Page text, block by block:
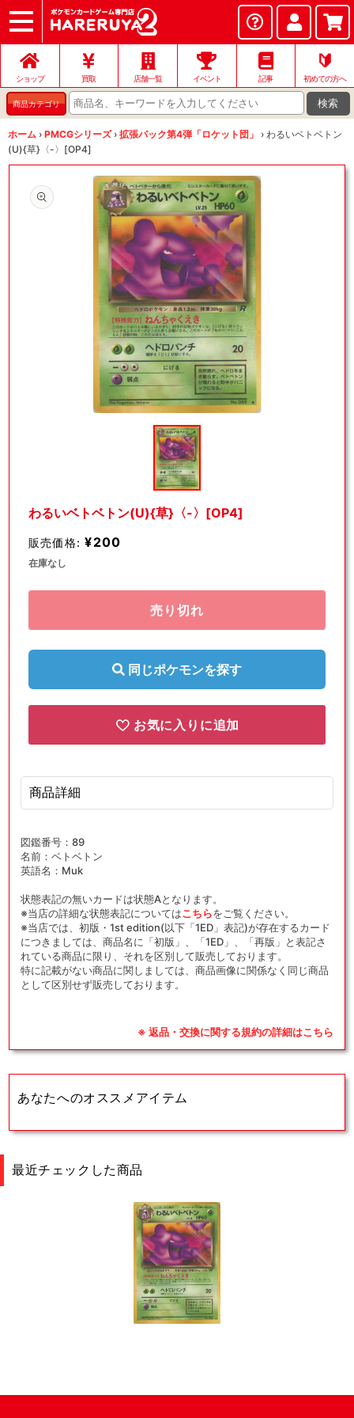
ショップ
店頭買取
ネット買取
店舗一覧
イベント
お問い合わせ
ショップ 買取 店舗一覧 イベント 記事
🔰
初めての方へ
商品カテゴリ 検索
ホーム › PMCGシリーズ › 拡張パック第4弾「ロケット団」 › わるいベトベトン
(U){草}〈-〉[OP4]
ィ
(1)
を
く
わるいベトベトン(U){草}〈-〉[OP4]
販売価格: ¥200
在庫なし
売り切れ
同じポケモンを探す
お気に入りに追加
商品詳細
図鑑番号：89
名前：ベトベトン
英語名：Muk
状態表記の無いカードは状態Aとなります。
※当店の詳細な状態表記についてはこちらをご覧ください。
※当店では、初版・1st edition(以下「1ED」表記)が存在するカード
につきましては、商品名に「初版」、「1ED」、「再版」と表記さ
れている商品に限り、それを区別して販売しております。
特に記載がない商品に関しましては、商品画像に関係なく同じ商品
として区別せず販売しております。
※ 返品・交換に関する規約の詳細はこちら
あなたへのオススメアイテム
最近チェックした商品